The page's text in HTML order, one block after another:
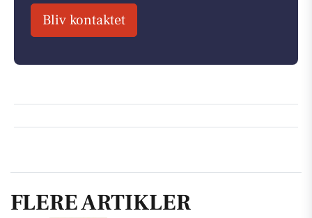
Bliv kontaktet
FLERE ARTIKLER